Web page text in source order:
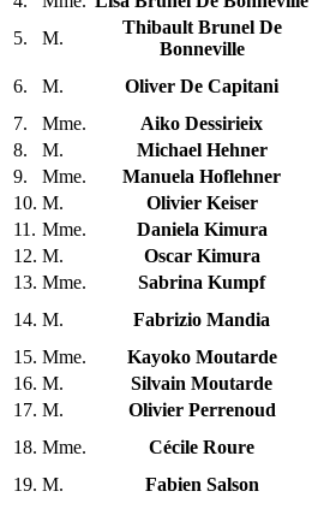
5.
M.
Thibault Brunel De
Bonneville
6. M. Oliver De Capitani
7.
Mme. Aiko Dessirieix
8.
M. Michael Hehner
9.
Mme. Manuela Hoflehner
10. M. Olivier Keiser
11. Mme. Daniela Kimura
12. M. Oscar Kimura
13. Mme. Sabrina Kumpf
14. M. Fabrizio Mandia
15. Mme. Kayoko Moutarde
16. M. Silvain Moutarde
17. M. Olivier Perrenoud
18. Mme. Cécile Roure
19. M. Fabien Salson